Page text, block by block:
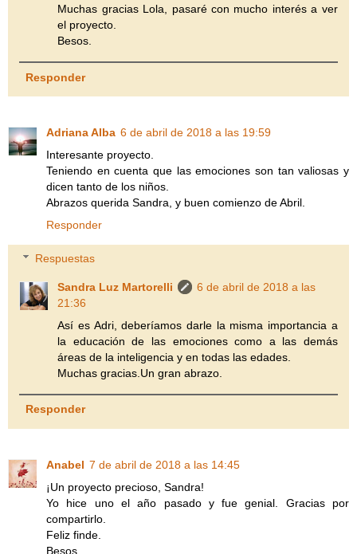
Muchas gracias Lola, pasaré con mucho interés a ver
el proyecto.
Besos.
Responder
Adriana Alba 6 de abril de 2018 a las 19:59
Interesante proyecto.
Teniendo en cuenta que las emociones son tan valiosas y
dicen tanto de los niños.
Abrazos querida Sandra, y buen comienzo de Abril.
Responder
Respuestas
Sandra Luz Martorelli
6 de abril de 2018 a las
21:36
Así es Adri, deberíamos darle la misma importancia a
la educación de las emociones como a las demás
áreas de la inteligencia y en todas las edades.
Muchas gracias.Un gran abrazo.
Responder
Anabel 7 de abril de 2018 a las 14:45
¡Un proyecto precioso, Sandra!
Yo hice uno el año pasado y fue genial. Gracias por
compartirlo.
Feliz finde.
Besos.